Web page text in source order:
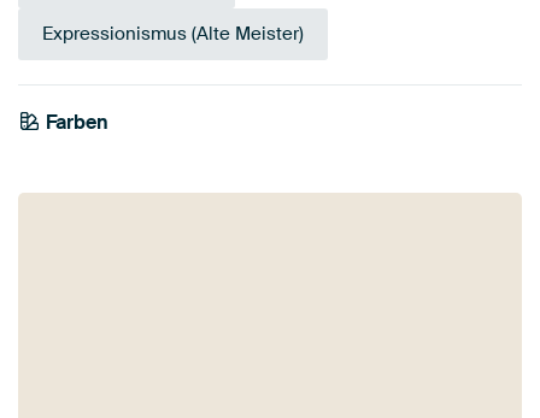
Expressionismus (Alte Meister)
Farben
Early Dew
Braun
Rosa